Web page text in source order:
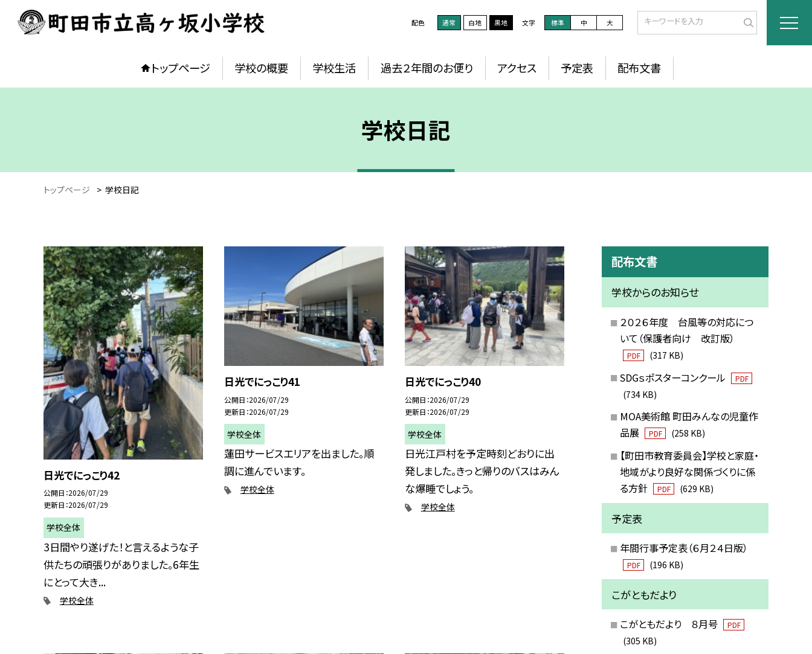
配色 通常 白地 黒地 文字 標準 中 大
トップページ 学校の概要 学校生活 過去２年間のお便り アクセス 予定表 配布文書
学校日記
トップページ > 学校日記
日光でにっこり42
公開日 2026/07/29
更新日 2026/07/29
学校全体
3日間やり遂げた！と言えるような子
供たちの頑張りがありました。6年生
にとって大き...
学校全体
日光でにっこり41
公開日 2026/07/29
更新日 2026/07/29
学校全体
蓮田サービスエリアを出ました。順
調に進んでいます。
学校全体
日光でにっこり40
公開日 2026/07/29
更新日 2026/07/29
学校全体
日光江戸村を予定時刻どおりに出
発しました。きっと帰りのバスはみん
な爆睡でしょう。
学校全体
配布文書
学校からのお知らせ
２０２６年度 台風等の対応につ
いて（保護者向け 改訂版）
PDF (317 KB)
SDGｓポスターコンクール PDF
(734 KB)
MOA美術館 町田みんなの児童作
品展
PDF (258 KB)
【町田市教育委員会】学校と家庭・
地域がより良好な関係づくりに係
る方針
PDF (629 KB)
予定表
年間行事予定表（６月２４日版）
PDF (196 KB)
こがともだより
こがともだより ８月号 PDF
(305 KB)